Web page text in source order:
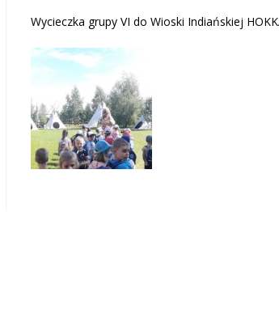
Wycieczka grupy VI do Wioski Indiańskiej